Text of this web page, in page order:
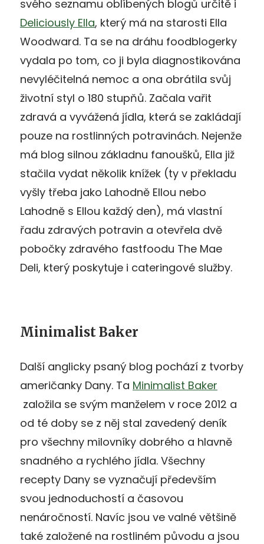
svého seznamu oblíbených blogů určitě i
Deliciously Ella, který má na starosti Ella
Woodward. Ta se na dráhu foodblogerky
vydala po tom, co ji byla diagnostikována
nevyléčitelná nemoc a ona obrátila svůj
životní styl o 180 stupňů. Začala vařit
zdravá a vyvážená jídla, která se zakládají
pouze na rostlinných potravinách. Nejenže
má blog silnou základnu fanoušků, Ella již
stačila vydat několik knížek (ty v překladu
vyšly třeba jako Lahodně Ellou nebo
Lahodně s Ellou každý den), má vlastní
řadu zdravých potravin a otevřela dvě
pobočky zdravého fastfoodu The Mae
Deli, který poskytuje i cateringové služby.
Minimalist Baker
Další anglicky psaný blog pochází z tvorby
američanky Dany. Ta Minimalist Baker
založila se svým manželem v roce 2012 a
od té doby se z něj stal zavedený deník
pro všechny milovníky dobrého a hlavně
snadného a rychlého jídla. Všechny
recepty Dany se vyznačují především
svou jednoduchostí a časovou
nenáročností. Navíc jsou ve valné většině
také založené na rostliném původu a jsou